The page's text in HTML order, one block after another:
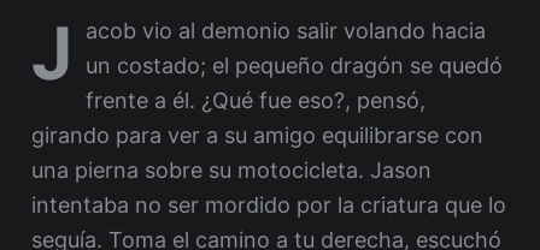
J
acob vio al demonio salir volando hacia
un costado; el pequeño dragón se quedó
frente a él. ¿Qué fue eso?, pensó,
girando para ver a su amigo equilibrarse con
una pierna sobre su motocicleta. Jason
intentaba no ser mordido por la criatura que lo
seguía. Toma el camino a tu derecha, escuchó